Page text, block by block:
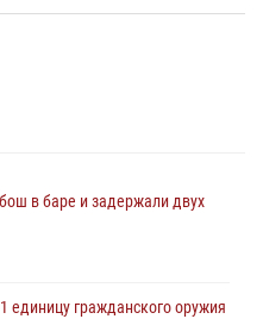
в баре и задержали двух
единицу гражданского оружия